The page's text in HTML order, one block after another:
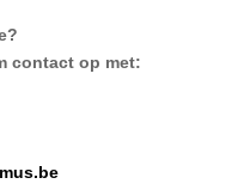
contact op met: